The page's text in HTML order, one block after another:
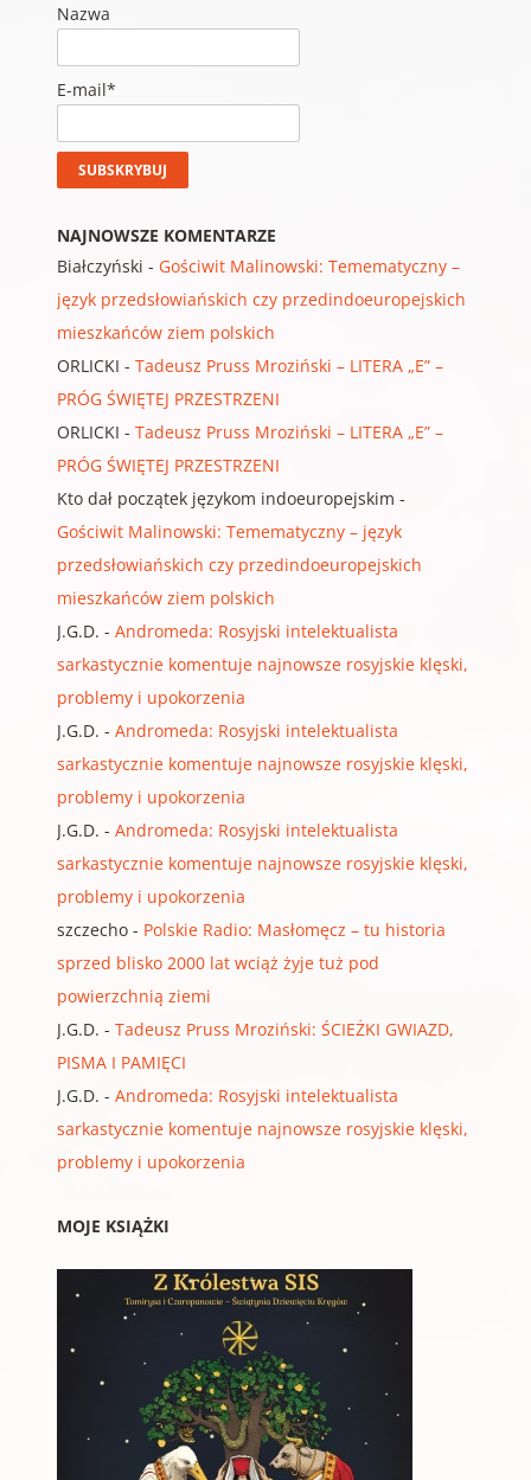
Nazwa
E-mail*
NAJNOWSZE KOMENTARZE
Białczyński - Gościwit Malinowski: Temematyczny –
język przedsłowiańskich czy przedindoeuropejskich
mieszkańców ziem polskich
ORLICKI - Tadeusz Pruss Mroziński – LITERA „E” –
PRÓG ŚWIĘTEJ PRZESTRZENI
ORLICKI - Tadeusz Pruss Mroziński – LITERA „E” –
PRÓG ŚWIĘTEJ PRZESTRZENI
Kto dał początek językom indoeuropejskim -
Gościwit Malinowski: Temematyczny – język
przedsłowiańskich czy przedindoeuropejskich
mieszkańców ziem polskich
J.G.D. - Andromeda: Rosyjski intelektualista
sarkastycznie komentuje najnowsze rosyjskie klęski,
problemy i upokorzenia
J.G.D. - Andromeda: Rosyjski intelektualista
sarkastycznie komentuje najnowsze rosyjskie klęski,
problemy i upokorzenia
J.G.D. - Andromeda: Rosyjski intelektualista
sarkastycznie komentuje najnowsze rosyjskie klęski,
problemy i upokorzenia
szczecho- Polskie Radio: Masłomęcz – tu historia
sprzed blisko 2000 lat wciąż żyje tuż pod
powierzchnią ziemi
J.G.D. - Tadeusz Pruss Mroziński: ŚCIEŻKI GWIAZD,
PISMA I PAMIĘCI
J.G.D. - Andromeda: Rosyjski intelektualista
sarkastycznie komentuje najnowsze rosyjskie klęski,
problemy i upokorzenia
MOJE KSIĄŻKI